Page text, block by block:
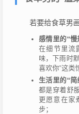
若要给食草男
感情里的“慢
在细节里
味，下雨时
喜欢你”这类
生活里的“简
都是穿着舒
更愿意在家
步；